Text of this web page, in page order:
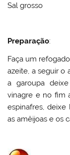
Sal grosso
Preparação:
Faça um
azeite, a seguir o
a garoupa
vinagre e no fim
espinafres,
as amêijoas e os